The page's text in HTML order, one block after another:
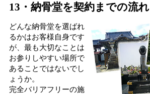
13・納骨堂を契約までの流れ
どんな納骨堂を選ばれ
るかはお客様自身です
が、最も大切なことは
お参りしやすい場所で
あることではないでし
ょうか。
完全バリアフリーの施